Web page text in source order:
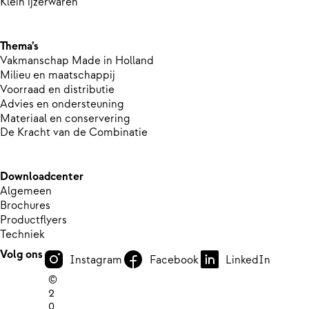
Thema’s
Vakmanschap Made in Holland
Milieu en maatschappij
Voorraad en distributie
Advies en ondersteuning
Materiaal en conservering
De Kracht van de Combinatie
Downloadcenter
Algemeen
Brochures
Productflyers
Techniek
Volg ons
Instagram Facebook
LinkedIn
©
2